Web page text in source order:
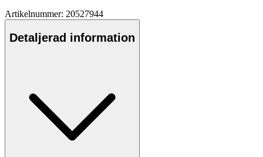
Artikelnummer: 20527944
Detaljerad information